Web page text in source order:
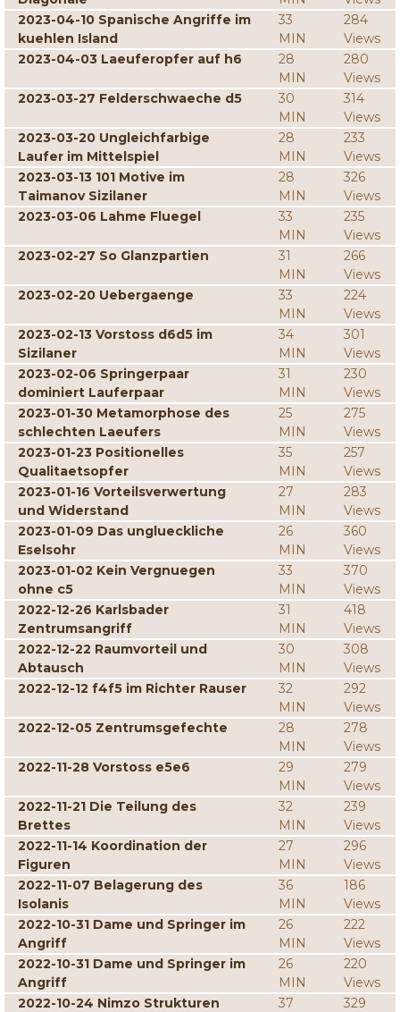
2023-04-10 Spanische Angriffe im
kuehlen Island
33
MIN
284
Views
2023-04-03 Laeuferopfer auf h6
28
MIN
280
Views
2023-03-27 Felderschwaeche d5
30
MIN
314
Views
2023-03-20 Ungleichfarbige
Laufer im Mittelspiel
28
MIN
233
Views
2023-03-13 101 Motive im
Taimanov Sizilaner
28
MIN
326
Views
2023-03-06 Lahme Fluegel
33
MIN
235
Views
2023-02-27 So Glanzpartien
31
MIN
266
Views
2023-02-20 Uebergaenge
33
MIN
224
Views
2023-02-13 Vorstoss d6d5 im
Sizilaner
34
MIN
301
Views
2023-02-06 Springerpaar
dominiert Lauferpaar
31
MIN
230
Views
2023-01-30 Metamorphose des
schlechten Laeufers
25
MIN
275
Views
2023-01-23 Positionelles
Qualitaetsopfer
35
MIN
257
Views
2023-01-16 Vorteilsverwertung
und Widerstand
27
MIN
283
Views
2023-01-09 Das unglueckliche
Eselsohr
26
MIN
360
Views
2023-01-02 Kein Vergnuegen
ohne c5
33
MIN
370
Views
2022-12-26 Karlsbader
Zentrumsangriff
31
MIN
418
Views
2022-12-22 Raumvorteil und
Abtausch
30
MIN
308
Views
2022-12-12 f4f5 im Richter Rauser
32
MIN
292
Views
2022-12-05 Zentrumsgefechte
28
MIN
278
Views
2022-11-28 Vorstoss e5e6
29
MIN
279
Views
2022-11-21 Die Teilung des
Brettes
32
MIN
239
Views
2022-11-14 Koordination der
Figuren
27
MIN
296
Views
2022-11-07 Belagerung des
Isolanis
36
MIN
186
Views
2022-10-31 Dame und Springer im
Angriff
26
MIN
222
Views
2022-10-31 Dame und Springer im
Angriff
26
MIN
220
Views
2022-10-24 Nimzo Strukturen
37
329